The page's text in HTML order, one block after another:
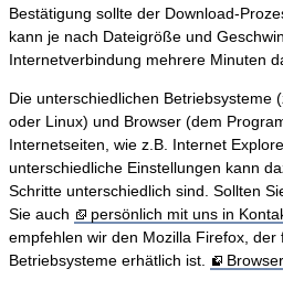
Bestätigung sollte der Download-
kann je nach Dateigröße und
Internetverbindung mehrere Minuten
Die unterschiedlichen Betriebsysteme
oder Linux) und Browser (dem
Internetseiten, wie z.B. Internet
unterschiedliche Einstellungen kann
Schritte unterschiedlich sind. Sollten
Sie auch
persönlich mit uns in
empfehlen wir den Mozilla Firefox, der
Betriebsysteme erhätlich ist.